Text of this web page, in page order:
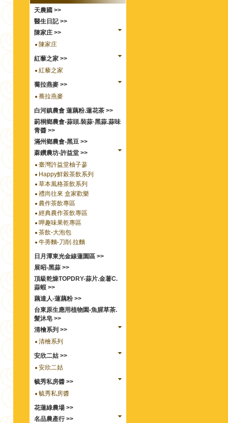
天農國 >>
醫生日記 >>
陳家庄 >>
陳家庄
紅藜之家 >>
紅藜之家
蕎拉燕麥 >>
蕎拉燕麥
白河鎮農會 蓮藕粉.蓮花茶 >>
莿桐鄉農會-蒜頭.裝蒜·黑蒜.蒜味
青醬 >>
滿州鄉農會-黑豆 >>
蔴鑽農坊-許益堂 >>
臺灣許益堂柚子蔘
Happy鮮榖茶飲系列
草本風格茶飲系列
禮尚往來 盒家歡樂
農作茶飲專區
經典農作茶飲專區
呷趣味果乾專區
茶飲-大泡包
牛蒡麵-刀削.拉麵
日月潭東光金線蓮園區 >>
展昭-黑蒜 >>
頂級乾燥TOPDRY-蒜片.金薯C.
蒜蝦 >>
藕達人-蓮藕粉 >>
台東原生應用植物園-魚腥草茶.
髮沐皂 >>
清檜系列 >>
清檜系列
安欣二姑 >>
安欣二姑
毓秀私房醬 >>
毓秀私房醬
花蓮綠農場 >>
名品農產行 >>